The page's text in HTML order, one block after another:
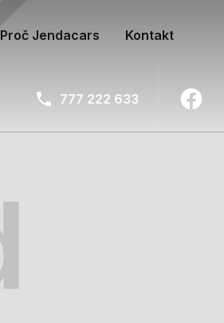
Proč Jendacars Kontakt
777 222 633